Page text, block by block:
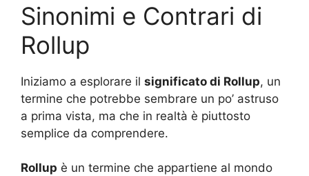
Sinonimi e Contrari di
Rollup
Iniziamo a esplorare il significato di Rollup, un
termine che potrebbe sembrare un po’ astruso
a prima vista, ma che in realtà è piuttosto
semplice da comprendere.
Rollup è un termine che appartiene al mondo